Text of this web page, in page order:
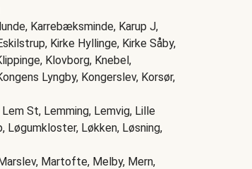
Karrebæksminde, Karup J,
Kirke Hyllinge, Kirke Såby,
Klovborg, Knebel,
Lyngby, Kongerslev, Korsør,
St, Lemming, Lemvig, Lille
Løgumkloster, Løkken, Løsning,
Martofte, Melby, Mern,